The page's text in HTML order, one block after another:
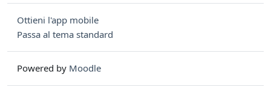
Ottieni l'app mobile
Passa al tema standard
Powered by Moodle